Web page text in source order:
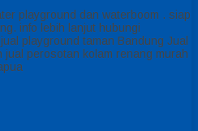
playground dan waterboom . siap
info lebih lanjut hubungi
playground taman Bandung Jual
perosotan kolam renang murah